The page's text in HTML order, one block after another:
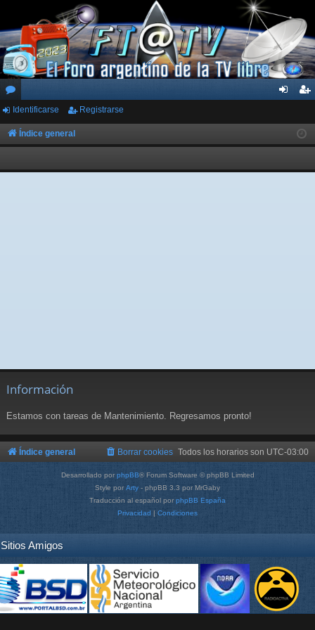
or
os
ar
ist
rs
Identificarse Registrarse
Índice general
Información
Estamos con tareas de Mantenimiento. Regresamos pronto!
Índice general Todos los horarios son UTC-03:00
Borrar cookies
Desarrollado por phpBB® Forum Software © phpBB Limited
Style por Arty - phpBB 3.3 por MrGaby
Traducción al español por phpBB España
Privacidad | Condiciones
Sitios Amigos